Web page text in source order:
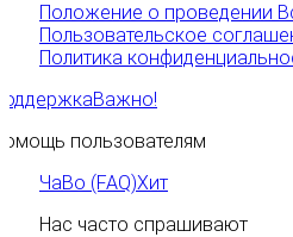
Положение о проведении
Пользовательское
Политика
Важно!
пользователям
ЧаВо (FAQ)Хит
Нас часто спрашивают